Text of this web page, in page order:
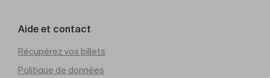
Aide et contact
Récupérez vos billets
Politique de données